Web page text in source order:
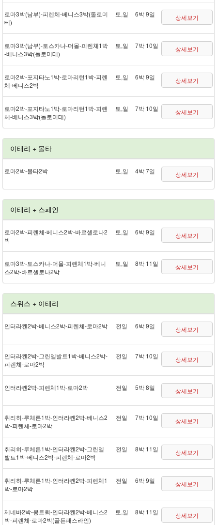
로마 3박(남부) - 피렌체 - 베니스 3박(돌로미
테)
토,일 6박 9일 상세보기
로마 3박(남부) - 토스카나 - 더몰 - 피렌체 1박
- 베니스 3박(돌로미테)
토,일 7박 10일 상세보기
로마 2박 - 포지타노 1박 - 로마리턴 1박 - 피렌
체 - 베니스 2박
토,일 6박 9일 상세보기
로마 2박 - 포지타노 1박 - 로마리턴 1박 - 피렌
체 - 베니스 3박(돌로미테)
토,일 7박 10일 상세보기
이태리 + 몰타
로마 2박 - 몰타 2박 토,일 4박 7일 상세보기
이태리 + 스페인
로마 2박 - 피렌체 - 베니스 2박 - 바르셀로나 2
박
토,일 6박 9일 상세보기
로마 3박 - 토스카나 - 더몰 - 피렌체 1박 - 베니
스 2박 - 바르셀로나 2박
토,일 8박 11일 상세보기
스위스 + 이태리
인터라켄 2박 - 베니스 2박 - 피렌체 - 로마 2박 전일 6박 9일 상세보기
인터라켄 2박 - 그린델발트 1박 - 베니스 2박 -
피렌체 - 로마 2박
전일 7박 10일 상세보기
인터라켄 2박 - 피렌체 1박 - 로마 2박 전일 5박 8일 상세보기
취리히 - 루체른 1박 - 인터라켄 2박 - 베니스 2
박 - 피렌체 - 로마 2박
전일 7박 10일 상세보기
취리히 - 루체른 1박 - 인터라켄 2박 - 그린델
발트 1박 - 베니스 2박 - 피렌체 - 로마 2박
전일 8박 11일 상세보기
취리히 - 루체른 1박 - 인터라켄 2박 - 피렌체 1
박 - 로마 2박
전일 6박 9일 상세보기
제네바 2박 - 몽트뢰 - 인터라켄 2박 - 베니스 2
박 - 피렌체 - 로마 2박(골든패스 라인)
토,일 8박 11일 상세보기